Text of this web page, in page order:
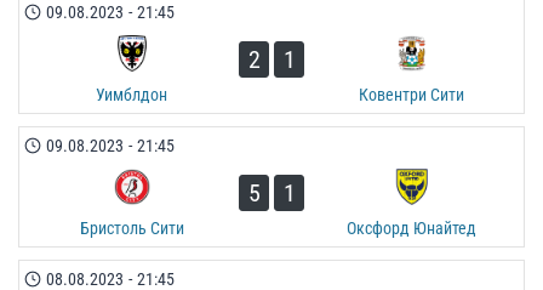
09.08.2023 - 21:45
Уимблдон
2 1
Ковентри Сити
09.08.2023 - 21:45
Бристоль Сити
5 1
Оксфорд Юнайтед
08.08.2023 - 21:45